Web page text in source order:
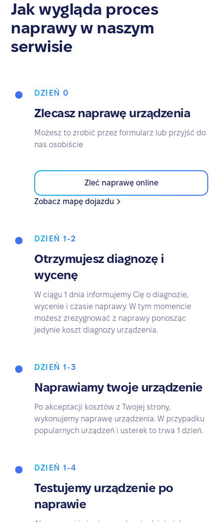
Jak wygląda proces
naprawy w naszym
serwisie
DZIEŃ 0
Zlecasz naprawę urządzenia
Możesz to zrobić przez formularz lub przyjść do
nas osobiście
Zleć naprawę online
Zobacz mapę dojazdu
DZIEŃ 1-2
Otrzymujesz diagnozę i
wycenę
W ciągu 1 dnia informujemy Cię o diagnozie,
wycenie i czasie naprawy. W tym momencie
możesz zrezygnować z naprawy ponosząc
jedynie koszt diagnozy urządzenia.
DZIEŃ 1-3
Naprawiamy twoje urządzenie
Po akceptacji kosztów z Twojej strony,
wykonujemy naprawę urządzenia. W przypadku
popularnych urządzeń i usterek to trwa 1 dzień.
DZIEŃ 1-4
Testujemy urządzenie po
naprawie